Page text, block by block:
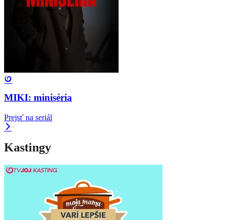
MIKI: miniséria
Prejsť na seriál
Kastingy